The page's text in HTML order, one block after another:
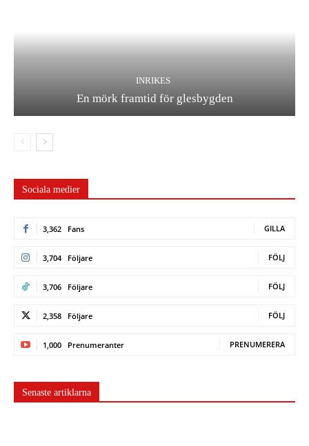
INRIKES
En mörk framtid för glesbygden
Sociala medier
3,362 Fans GILLA
3,704 Följare FÖLJ
3,706 Följare FÖLJ
2,358 Följare FÖLJ
1,000 Prenumeranter PRENUMERERA
Senaste artiklarna